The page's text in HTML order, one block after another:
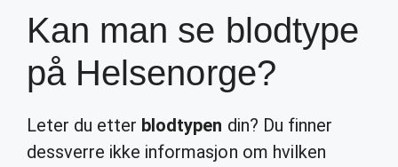
Kan man se blodtype
på Helsenorge?
Leter du etter blodtypen din? Du finner
dessverre ikke informasjon om hvilken